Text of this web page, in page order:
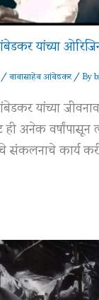
यांच्या
/बाबासाहेब आंबेडकर/ By
यांच्या
अनेक वर्षांपासून
संकलनाचे